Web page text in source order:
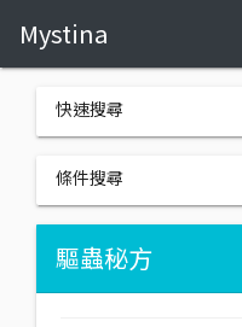
Mystina
快速搜尋
條件搜尋
驅蟲秘方